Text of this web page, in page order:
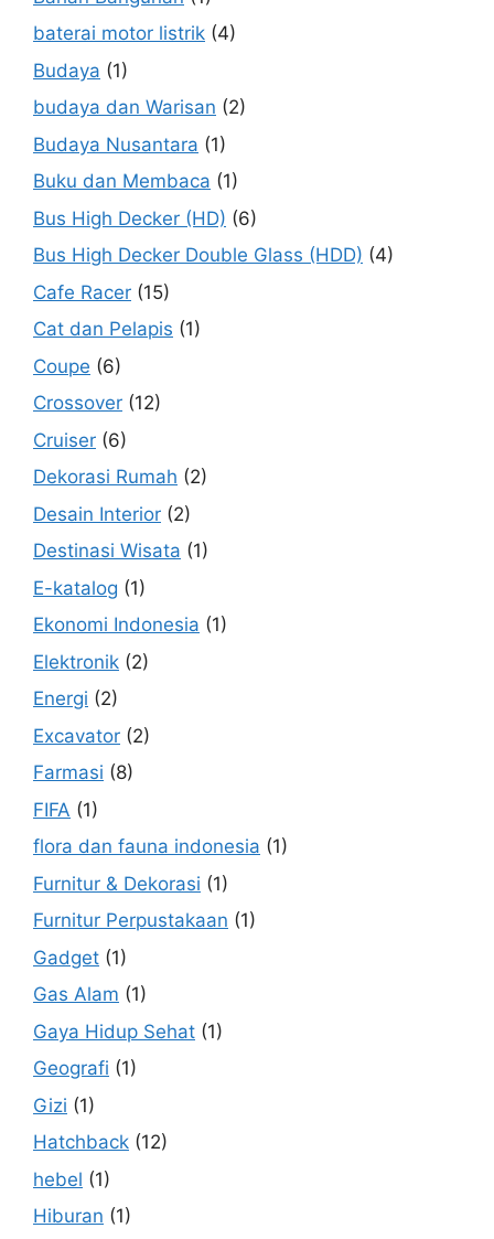
baterai motor listrik (4)
Budaya (1)
budaya dan Warisan (2)
Budaya Nusantara (1)
Buku dan Membaca (1)
Bus High Decker (HD) (6)
Bus High Decker Double Glass (HDD) (4)
Cafe Racer (15)
Cat dan Pelapis (1)
Coupe (6)
Crossover (12)
Cruiser (6)
Dekorasi Rumah (2)
Desain Interior (2)
Destinasi Wisata (1)
E-katalog (1)
Ekonomi Indonesia (1)
Elektronik (2)
Energi (2)
Excavator (2)
Farmasi (8)
FIFA (1)
flora dan fauna indonesia (1)
Furnitur & Dekorasi (1)
Furnitur Perpustakaan (1)
Gadget (1)
Gas Alam (1)
Gaya Hidup Sehat (1)
Geografi (1)
Gizi (1)
Hatchback (12)
hebel (1)
Hiburan (1)